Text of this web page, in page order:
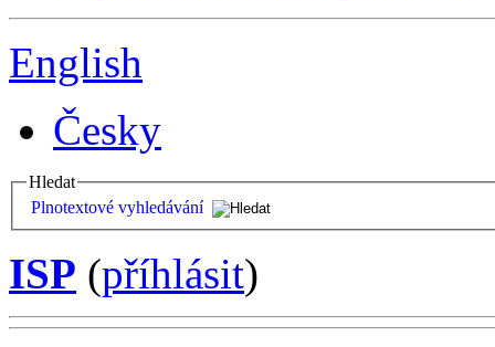
English
Česky
Hledat
Plnotextové vyhledávání
ISP (příhlásit)